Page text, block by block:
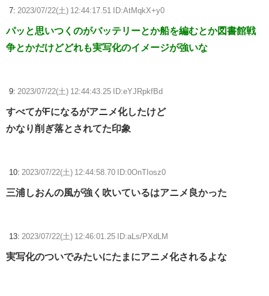
7: 2023/07/22(土) 12:44:17.51 ID:AtMqkX+y0
パッと思いつくのがバッテリーとか船を編むとか図書館戦
争とかだけどどれも実写化のイメージが強いな
9: 2023/07/22(土) 12:44:43.25 ID:eYJRpkfBd
すべてがFになるがアニメ化したけど
かなり削ぎ落とされてた印象
10: 2023/07/22(土) 12:44:58.70 ID:0OnTIosz0
三浦しおんの風が強く吹いているはアニメ良かった
13: 2023/07/22(土) 12:46:01.25 ID:aLs/PXdLM
実写化のついでみたいにたまにアニメ化されるよな